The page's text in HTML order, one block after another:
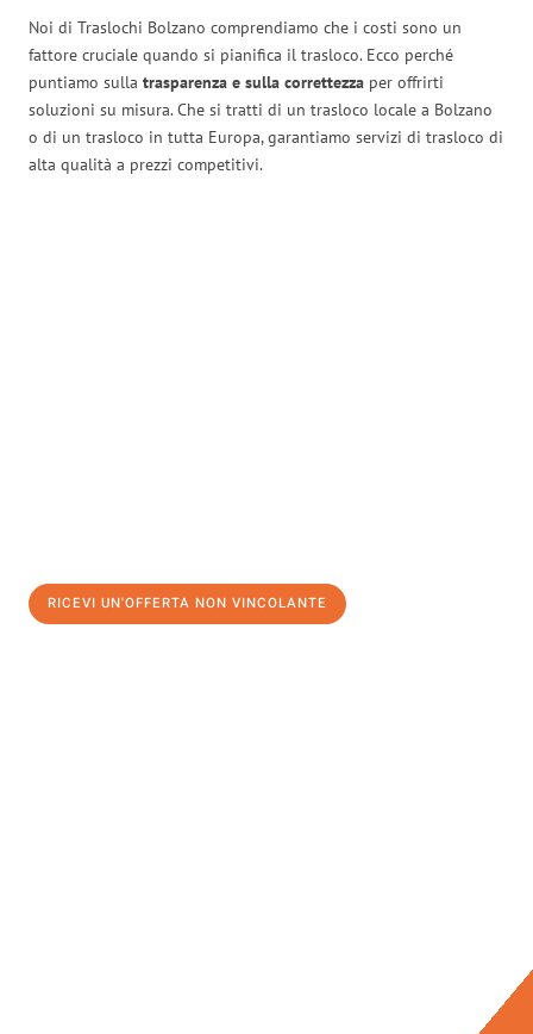
Noi di Traslochi Bolzano comprendiamo che i costi sono un
fattore cruciale quando si pianifica il trasloco. Ecco perché
puntiamo sulla trasparenza e sulla correttezza per offrirti
soluzioni su misura. Che si tratti di un trasloco locale a Bolzano
o di un trasloco in tutta Europa, garantiamo servizi di trasloco di
alta qualità a prezzi competitivi.
RICEVI UN'OFFERTA NON VINCOLANTE